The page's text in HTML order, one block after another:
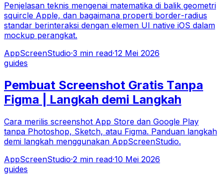
Penjelasan teknis mengenai matematika di balik geometri
squircle Apple, dan bagaimana properti border-radius
standar berinteraksi dengan elemen UI native iOS dalam
mockup perangkat.
AppScreenStudio·3 min read·12 Mei 2026
guides
Pembuat Screenshot Gratis Tanpa
Figma | Langkah demi Langkah
Cara merilis screenshot App Store dan Google Play
tanpa Photoshop, Sketch, atau Figma. Panduan langkah
demi langkah menggunakan AppScreenStudio.
AppScreenStudio·2 min read·10 Mei 2026
guides